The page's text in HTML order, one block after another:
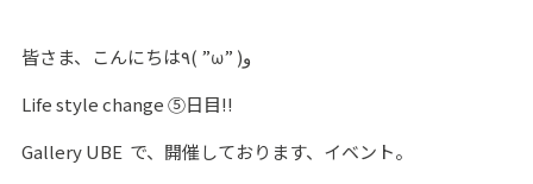
皆さま、こんにちは٩( ”ω” )و
Life style change ⑤日目‼
Gallery UBE で、開催しております、イベント。